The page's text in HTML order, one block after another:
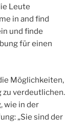
Leute
in and find
und finde
für einen
Möglichkeiten,
zu verdeutlichen.
wie in der
„Sie sind der